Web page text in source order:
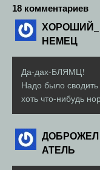
18 комментариев
ХОРОШИЙ_
НЕМЕЦ
Да-дах-БЛЯМЦ!
Надо было сводить
хоть что-нибудь
ДОБРОЖЕЛ
АТЕЛЬ